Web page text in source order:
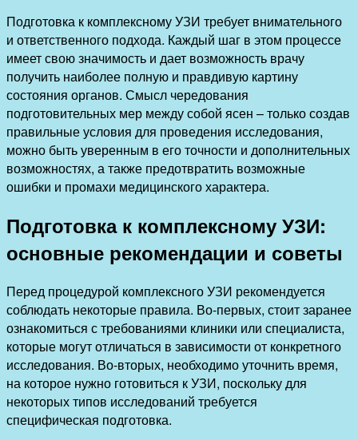
Подготовка к комплексному УЗИ требует внимательного
и ответственного подхода. Каждый шаг в этом процессе
имеет свою значимость и дает возможность врачу
получить наиболее полную и правдивую картину
состояния органов. Смысл чередования
подготовительных мер между собой ясен – только создав
правильные условия для проведения исследования,
можно быть уверенным в его точности и дополнительных
возможностях, а также предотвратить возможные
ошибки и промахи медицинского характера.
Подготовка к комплексному УЗИ:
основные рекомендации и советы
Перед процедурой комплексного УЗИ рекомендуется
соблюдать некоторые правила. Во-первых, стоит заранее
ознакомиться с требованиями клиники или специалиста,
которые могут отличаться в зависимости от конкретного
исследования. Во-вторых, необходимо уточнить время,
на которое нужно готовиться к УЗИ, поскольку для
некоторых типов исследований требуется
специфическая подготовка.